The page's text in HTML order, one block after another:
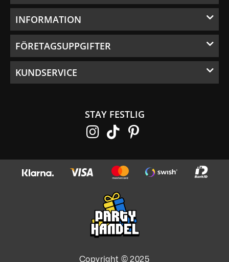
INFORMATION
FÖRETAGSUPPGIFTER
KUNDSERVICE
STAY FESTLIG
Copyright © 2025